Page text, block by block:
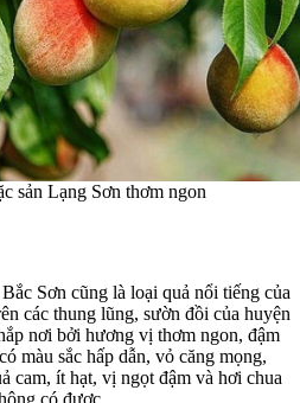
sản Lạng Sơn thơm ngon
Sơn cũng là loại quả nổi tiếng của
các thung lũng, sườn đồi của huyện
nơi bởi hương vị thơm ngon, đậm
màu sắc hấp dẫn, vỏ căng mọng,
cam, ít hạt, vị ngọt đậm và hơi chua